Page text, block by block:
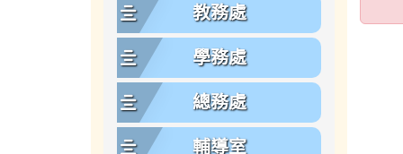
教務處
學務處
總務處
輔導室